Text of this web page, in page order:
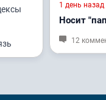
1 день назад
Носит
12